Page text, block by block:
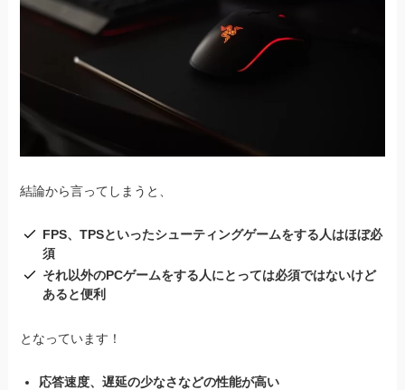
結論から言ってしまうと、
FPS、TPSといったシューティングゲームをする人はほぼ必
須
それ以外のPCゲームをする人にとっては必須ではないけど
あると便利
となっています！
応答速度、遅延の少なさなどの性能が高い